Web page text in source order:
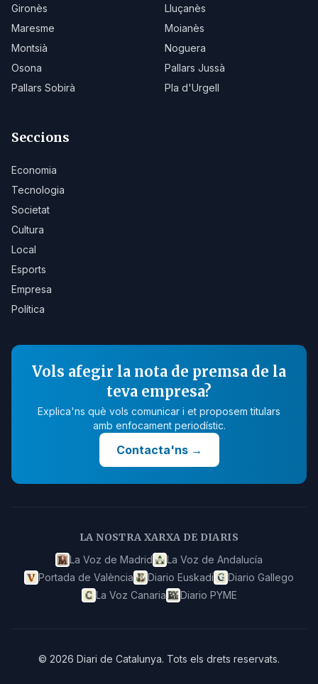
Gironès
Lluçanès
Maresme
Moianès
Montsià
Noguera
Osona
Pallars Jussà
Pallars Sobirà
Pla d'Urgell
Seccions
Economia
Tecnologia
Societat
Cultura
Local
Esports
Empresa
Política
Vols afegir la nota de premsa de la
teva empresa?
Explica'ns què vols comunicar i et proposem titulars
amb enfocament periodístic.
Contacta'ns→
LA NOSTRA XARXA DE DIARIS
La Voz de Madrid
La Voz de Andalucía
Portada de València
Diario Euskadi
Diario Gallego
La Voz Canaria
Diario PYME
© 2026 Diari de Catalunya. Tots els drets reservats.